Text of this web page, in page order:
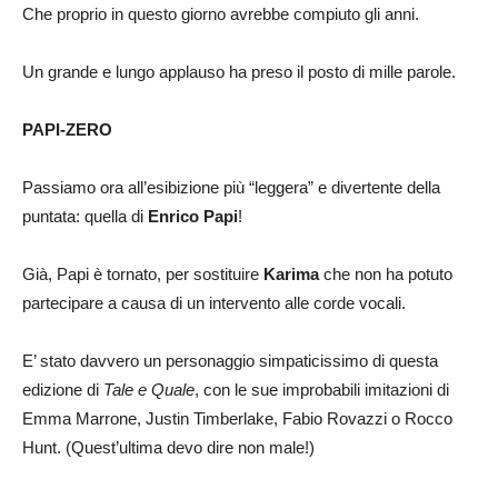
Che proprio in questo giorno avrebbe compiuto gli anni.
Un grande e lungo applauso ha preso il posto di mille parole.
PAPI-ZERO
Passiamo ora all’esibizione più “leggera” e divertente della
puntata: quella di Enrico Papi!
Già, Papi è tornato, per sostituire Karimache non ha potuto
partecipare a causa di un intervento alle corde vocali.
E’ stato davvero un personaggio simpaticissimo di questa
edizione di Tale e Quale, con le sue improbabili imitazioni di
Emma Marrone, Justin Timberlake, Fabio Rovazzi o Rocco
Hunt. (Quest’ultima devo dire non male!)